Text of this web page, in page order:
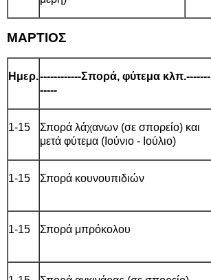
ΜΑΡΤΙΟΣ
Ημερ.------------Σπορά, φύτεμα κλπ.-------
-----
1-15
Σπορά λάχανων (σε σπορείο) και
μετά φύτεμα (Ιούνιο - Ιούλιο)
1-15 Σπορά κουνουπιδιών
1-15 Σπορά μπρόκολου